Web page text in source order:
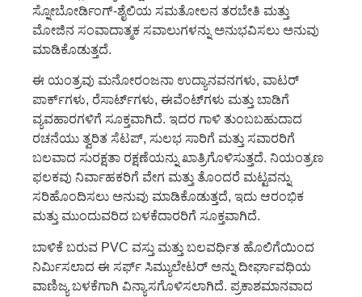
ಸ್ನೋಬೋರ್ಡಿಂಗ್-ಶೈಲಿಯ ಸಮತೋಲನ ತರಬೇತಿ ಮತ್ತು
ಮೋಜಿನ ಸಂವಾದಾತ್ಮಕ ಸವಾಲುಗಳನ್ನು ಅನುಭವಿಸಲು ಅನುವು
ಮಾಡಿಕೊಡುತ್ತದೆ.
ಈ ಯಂತ್ರವು ಮನೋರಂಜನಾ ಉದ್ಯಾನವನಗಳು, ವಾಟರ್
ಪಾರ್ಕ್‌ಗಳು, ರೆಸಾರ್ಟ್‌ಗಳು, ಈವೆಂಟ್‌ಗಳು ಮತ್ತು ಬಾಡಿಗೆ
ವ್ಯವಹಾರಗಳಿಗೆ ಸೂಕ್ತವಾಗಿದೆ. ಇದರ ಗಾಳಿ ತುಂಬಬಹುದಾದ
ರಚನೆಯು ತ್ವರಿತ ಸೆಟಪ್, ಸುಲಭ ಸಾರಿಗೆ ಮತ್ತು ಸವಾರರಿಗೆ
ಬಲವಾದ ಸುರಕ್ಷತಾ ರಕ್ಷಣೆಯನ್ನು ಖಾತ್ರಿಗೊಳಿಸುತ್ತದೆ. ನಿಯಂತ್ರಣ
ಫಲಕವು ನಿರ್ವಾಹಕರಿಗೆ ವೇಗ ಮತ್ತು ತೊಂದರೆ ಮಟ್ಟವನ್ನು
ಸರಿಹೊಂದಿಸಲು ಅನುವು ಮಾಡಿಕೊಡುತ್ತದೆ, ಇದು ಆರಂಭಿಕ
ಮತ್ತು ಮುಂದುವರಿದ ಬಳಕೆದಾರರಿಗೆ ಸೂಕ್ತವಾಗಿದೆ.
ಬಾಳಿಕೆ ಬರುವ PVC ವಸ್ತು ಮತ್ತು ಬಲವರ್ಧಿತ ಹೊಲಿಗೆಯಿಂದ
ನಿರ್ಮಿಸಲಾದ ಈ ಸರ್ಫ್ ಸಿಮ್ಯುಲೇಟರ್ ಅನ್ನು ದೀರ್ಘಾವಧಿಯ
ವಾಣಿಜ್ಯ ಬಳಕೆಗಾಗಿ ವಿನ್ಯಾಸಗೊಳಿಸಲಾಗಿದೆ. ಪ್ರಕಾಶಮಾನವಾದ